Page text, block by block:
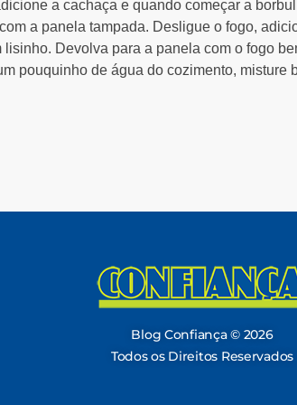
a cachaça e quando começar a
a panela tampada. Desligue o fogo,
Devolva para a panela com o fogo
pouquinho de água do cozimento, misture
Blog Confiança © 2026
Todos os Direitos Reservados